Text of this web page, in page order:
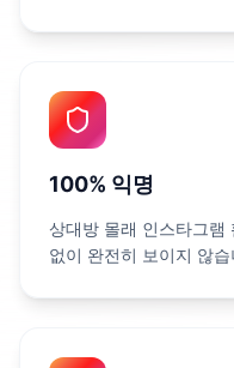
100% 익명
상대방 몰래 인스타그램
없이 완전히 보이지 않습